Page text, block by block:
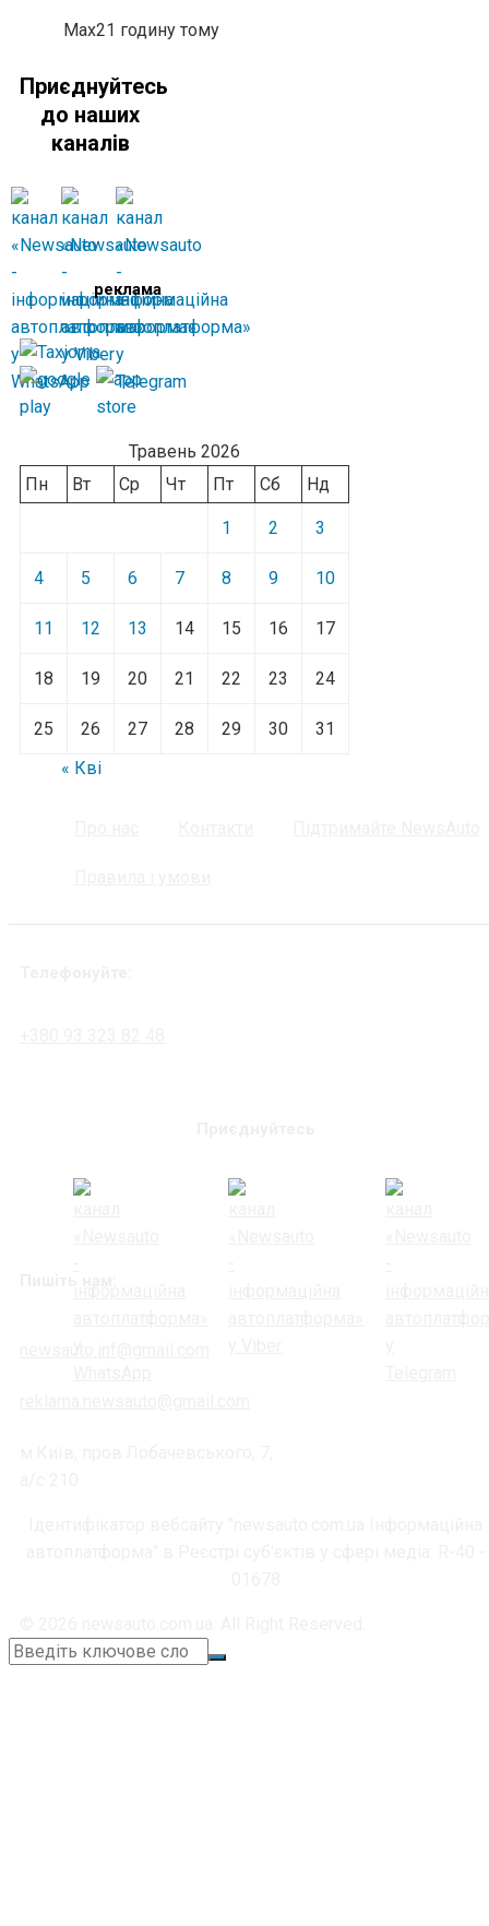
Max21 годину тому
Приєднуйтесь
до наших
каналів
реклама
Травень 2026
Пн
Вт Ср Чт Пт Сб Нд
1 2 3
4 5 6 7 8 9 10
11 12 13 14 15 16 17
18 19 20 21 22 23 24
25 26 27 28 29 30
31
« Кві